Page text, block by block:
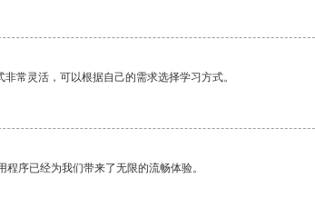
常灵活，可以根据自己的需求选择学习方式。
程序已经为我们带来了无限的流畅体验。